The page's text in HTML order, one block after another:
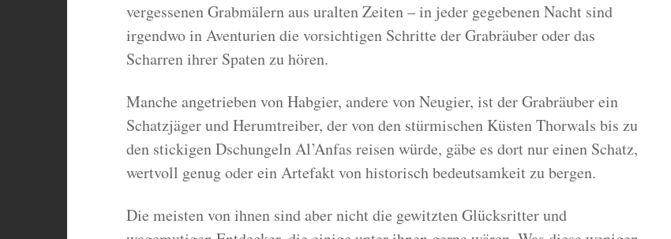
vergessenen Grabmälern aus uralten Zeiten – in jeder gegebenen Nacht sind
irgendwo in Aventurien die vorsichtigen Schritte der Grabräuber oder das
Scharren ihrer Spaten zu hören.
Manche angetrieben von Habgier, andere von Neugier, ist der Grabräuber ein
Schatzjäger und Herumtreiber, der von den stürmischen Küsten Thorwals bis zu
den stickigen Dschungeln Al’Anfas reisen würde, gäbe es dort nur einen Schatz,
wertvoll genug oder ein Artefakt von historisch bedeutsamkeit zu bergen.
Die meisten von ihnen sind aber nicht die gewitzten Glücksritter und